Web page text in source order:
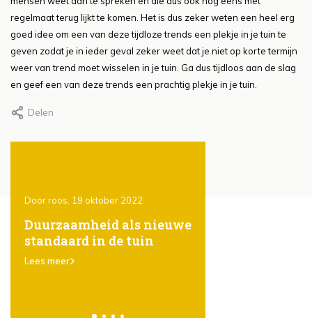
regelmaat terug lijkt te komen. Het is dus zeker weten een heel erg
goed idee om een van deze tijdloze trends een plekje in je tuin te
geven zodat je in ieder geval zeker weet dat je niet op korte termijn
weer van trend moet wisselen in je tuin. Ga dus tijdloos aan de slag
en geef een van deze trends een prachtig plekje in je tuin.
Delen
Door roos, 19 oktober 2022
Duurzaamheid als nieuwe
standaard in de tuin
Lees meer